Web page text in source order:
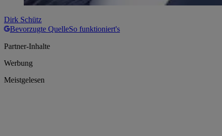
Dirk Schütz
Bevorzugte QuelleSo funktioniert's
Partner-Inhalte
Werbung
Meistgelesen